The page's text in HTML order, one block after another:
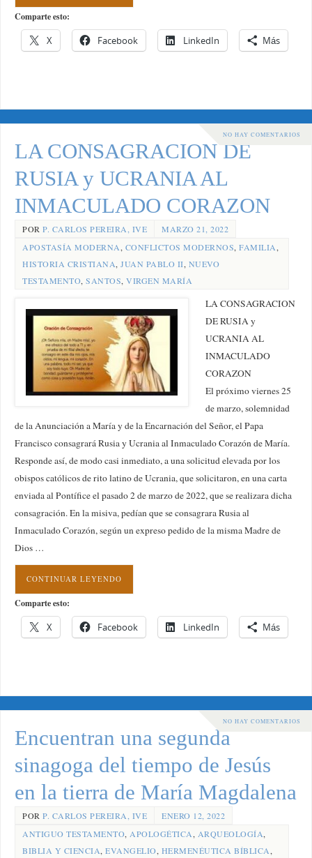
Comparte esto:
X Facebook LinkedIn Más
NO HAY COMENTARIOS
LA CONSAGRACION DE
RUSIA y UCRANIA AL
INMACULADO CORAZON
PORP. CARLOS PEREIRA, IVE
MARZO 21, 2022
APOSTASÍA MODERNA, CONFLICTOS MODERNOS,FAMILIA,
HISTORIA CRISTIANA,JUAN PABLO II, NUEVO
TESTAMENTO,SANTOS,VIRGEN MARÍA
LA CONSAGRACION
DE RUSIA y
UCRANIA AL
INMACULADO
CORAZON
El próximo viernes 25
de marzo, solemnidad
de la Anunciación a María y de la Encarnación del Señor, el Papa
Francisco consagrará Rusia y Ucrania al Inmaculado Corazón de María.
Responde así, de modo casi inmediato, a una solicitud elevada por los
obispos católicos de rito latino de Ucrania, que solicitaron, en una carta
enviada al Pontífice el pasado 2 de marzo de 2022, que se realizara dicha
consagración. En la misiva, pedían que se consagrara Rusia al
Inmaculado Corazón, según un expreso pedido de la misma Madre de
Dios …
CONTINUAR LEYENDO
Comparte esto:
X Facebook LinkedIn Más
NO HAY COMENTARIOS
Encuentran una segunda
sinagoga del tiempo de Jesús
en la tierra de María Magdalena
PORP. CARLOS PEREIRA, IVE
ENERO 12, 2022
ANTIGUO TESTAMENTO,APOLOGÉTICA, ARQUEOLOGÍA,
BIBLIA Y CIENCIA,EVANGELIO, HERMENÉUTICA BÍBLICA,